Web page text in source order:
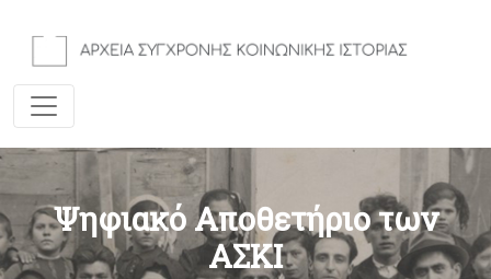
Ψηφιακό Αποθετήριο των
ΑΣΚΙ